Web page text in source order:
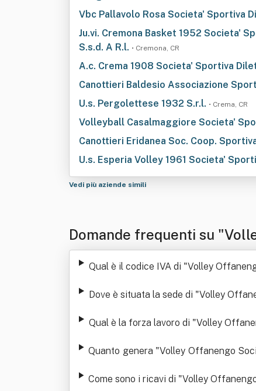
Vbc Pallavolo Rosa Societa' Sportiva
Ju.vi. Cremona Basket 1952 Societa'
S.s.d. A R.l. • Cremona, CR
A.c. Crema 1908 Societa' Sportiva
Canottieri Baldesio Associazione
U.s. Pergolettese 1932 S.r.l. • Crema, CR
Volleyball Casalmaggiore Societa'
Canottieri Eridanea Soc. Coop.
U.s. Esperia Volley 1961 Societa'
Vedi più aziende simili
Domande frequenti su
a" O In Breve "Volley
Qual è il codice IVA di "Volley
Dove è situata la sede di "Volley
Qual è la forza lavoro di "Volley
Quanto genera "Volley Offanengo
Come sono i ricavi di "Volley